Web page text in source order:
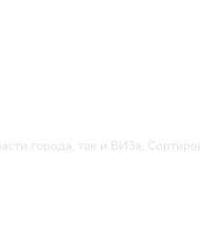
города, так и ВИЗа,